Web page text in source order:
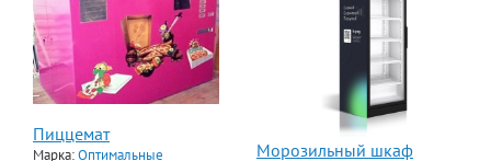
Пиццемат
Марка:Оптимальные
Морозильный шкаф